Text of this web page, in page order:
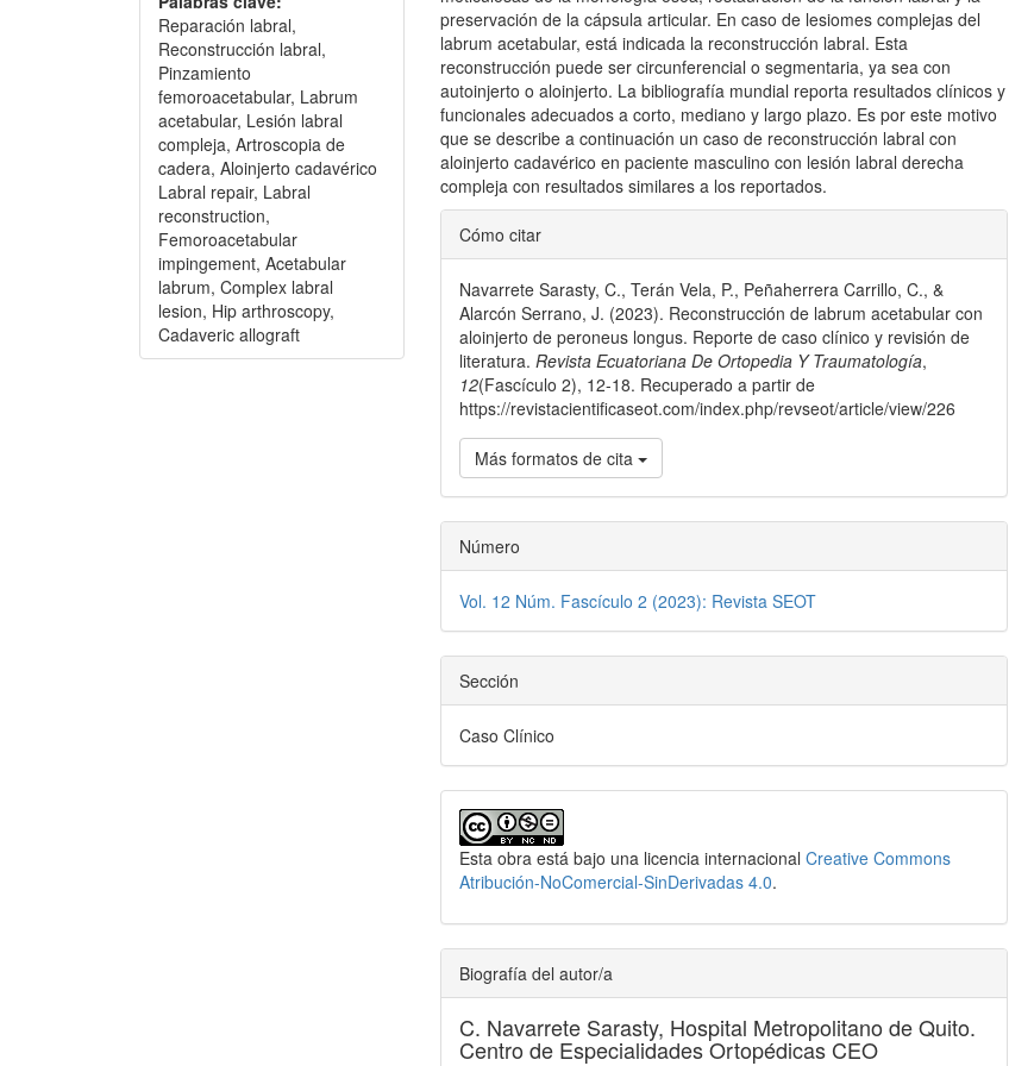
Reparación labral,
Reconstrucción labral,
Pinzamiento
femoroacetabular, Labrum
acetabular, Lesión labral
compleja, Artroscopia de
cadera, Aloinjerto cadavérico
Labral repair, Labral
reconstruction,
Femoroacetabular
impingement, Acetabular
labrum, Complex labral
lesion, Hip arthroscopy,
Cadaveric allograft
preservación de la cápsula articular. En caso de lesiomes complejas del
labrum acetabular, está indicada la reconstrucción labral. Esta
reconstrucción puede ser circunferencial o segmentaria, ya sea con
autoinjerto o aloinjerto. La bibliografía mundial reporta resultados clínicos y
funcionales adecuados a corto, mediano y largo plazo. Es por este motivo
que se describe a continuación un caso de reconstrucción labral con
aloinjerto cadavérico en paciente masculino con lesión labral derecha
compleja con resultados similares a los reportados.
Detalles
del
artículo
Cómo citar
Navarrete Sarasty, C., Terán Vela, P., Peñaherrera Carrillo, C., &
Alarcón Serrano, J. (2023). Reconstrucción de labrum acetabular con
aloinjerto de peroneus longus. Reporte de caso clínico y revisión de
literatura.Revista Ecuatoriana De Ortopedia Y Traumatología,
12(Fascículo 2), 12-18. Recuperado a partir de
https://revistacientificaseot.com/index.php/revseot/article/view/226
Más formatos de cita
Número
Vol. 12 Núm. Fascículo 2 (2023): Revista SEOT
Sección
Caso Clínico
Esta obra está bajo una licencia internacionalCreative Commons
Atribución-NoComercial-SinDerivadas 4.0.
Biografía del autor/a
C. Navarrete Sarasty, Hospital Metropolitano de Quito.
Centro de Especialidades Ortopédicas CEO